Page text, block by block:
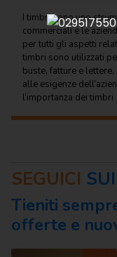
Regalo
Cancelleria
per ufficio
Carta
per
ufficio
stampanti
Informatica
Macchine
I timbri sono uno
commerciali e le
per tutti gli aspetti
timbri sono utilizzati
buste, fatture e
alle esigenze
l’importanza dei timbri
SEGUICI
Tieniti
offerte e